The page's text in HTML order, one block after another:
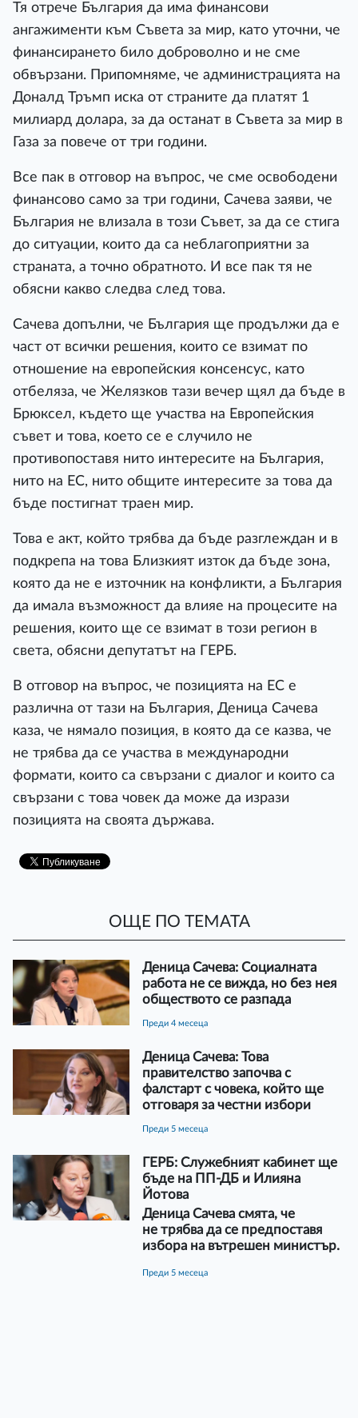
Тя отрече България да има финансови
ангажименти към Съвета за мир, като уточни, че
финансирането било доброволно и не сме
обвързани. Припомняме, че администрацията на
Доналд Тръмп иска от страните да платят 1
милиард долара, за да останат в Съвета за мир в
Газа за повече от три години.
Все пак в отговор на въпрос, че сме освободени
финансово само за три години, Сачева заяви, че
България не влизала в този Съвет, за да се стига
до ситуации, които да са неблагоприятни за
страната, а точно обратното. И все пак тя не
обясни какво следва след това.
Сачева допълни, че България ще продължи да е
част от всички решения, които се взимат по
отношение на европейския консенсус, като
отбеляза, че Желязков тази вечер щял да бъде в
Брюксел, където ще участва на Европейския
съвет и това, което се е случило не
противопоставя нито интересите на България,
нито на ЕС, нито общите интересите за това да
бъде постигнат траен мир.
Това е акт, който трябва да бъде разглеждан и в
подкрепа на това Близкият изток да бъде зона,
която да не е източник на конфликти, а България
да имала възможност да влияе на процесите на
решения, които ще се взимат в този регион в
света, обясни депутатът на ГЕРБ.
В отговор на въпрос, че позицията на ЕС е
различна от тази на България, Деница Сачева
каза, че нямало позиция, в която да се казва, че
не трябва да се участва в международни
формати, които са свързани с диалог и които са
свързани с това човек да може да изрази
позицията на своята държава.
ОЩЕ ПО ТЕМАТА
Деница Сачева: Социалната
работа не се вижда, но без нея
обществото се разпада
преди 4 месеца
Деница Сачева: Това
правителство започва с
фалстарт с човека, който ще
отговаря за честни избори
преди 5 месеца
ГЕРБ: Служебният кабинет ще
бъде на ПП-ДБ и Илияна
Йотова
Деница Сачева смята, че
не трябва да се предпоставя
избора на вътрешен министър.
преди 5 месеца